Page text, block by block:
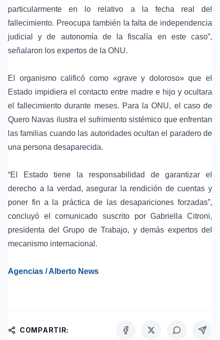
particularmente en lo relativo a la fecha real del
fallecimiento. Preocupa también lafalta de independencia
judicial
y de autonomía de la fiscalía en este caso”,
señalaron los expertos de la ONU.
El organismo calificó como «grave y doloroso» que el
Estado impidiera el contacto entre madre e hijo y ocultara
el fallecimiento durante meses. Para la ONU, el caso de
Quero Navas ilustra el sufrimiento sistémico que enfrentan
las familias cuando las autoridades ocultan el paradero de
una persona desaparecida.
“El Estado tiene la responsabilidad de garantizar el
derecho a la verdad, asegurar la rendición de cuentas y
poner fin a la práctica de las desapariciones forzadas”,
concluyó el comunicado suscrito porGabriella Citroni,
presidenta del Grupo de Trabajo, y demás expertos del
mecanismo internacional.
Agencias / Alberto News
COMPARTIR: